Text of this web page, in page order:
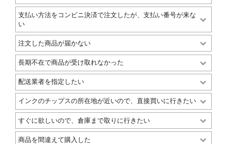
支払い方法をコンビニ決済で注文したが、支払い番号が来な
い
注文した商品が届かない
長期不在で商品が受け取れなかった
配送業者を指定したい
インクのチップスの所在地が近いので、直接買いに行きたい
すぐに欲しいので、倉庫まで取りに行きたい
商品を間違えて購入した